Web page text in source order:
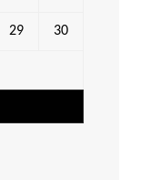
29 30